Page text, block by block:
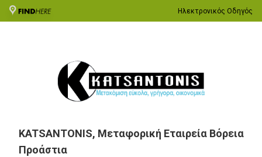
Ηλεκτρονικός Οδηγός
KATSANTONIS, Μεταφορική Εταιρεία Βόρεια
Προάστια